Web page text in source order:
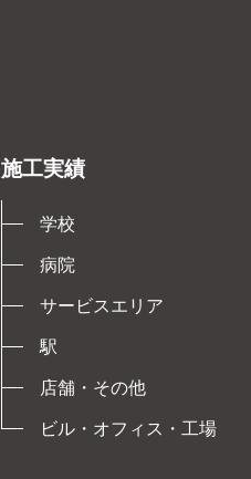
施工実績
学校
病院
サービスエリア
駅
店舗・その他
ビル・オフィス・工場